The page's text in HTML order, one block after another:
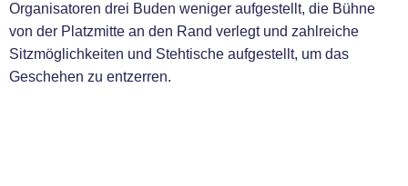
Organisatoren drei Buden weniger aufgestellt, die Bühne
von der Platzmitte an den Rand verlegt und zahlreiche
Sitzmöglichkeiten und Stehtische aufgestellt, um das
Geschehen zu entzerren.